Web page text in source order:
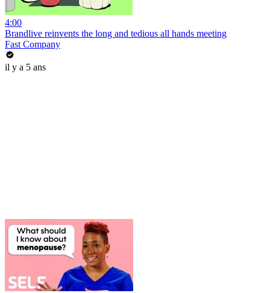
4:00
Brandlive reinvents the long and tedious all hands meeting
Fast Company
il y a 5 ans